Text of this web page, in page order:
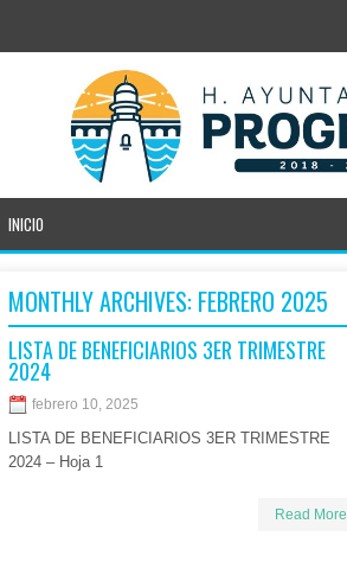
INICIO
MONTHLY ARCHIVES: FEBRERO 2025
LISTA DE BENEFICIARIOS 3ER TRIMESTRE
2024
febrero 10, 2025
LISTA DE BENEFICIARIOS 3ER TRIMESTRE
2024 – Hoja 1
Read More